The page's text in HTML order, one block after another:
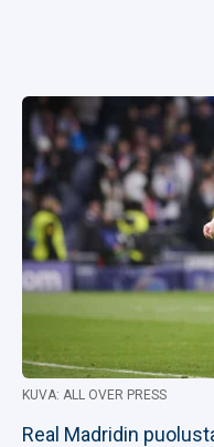
KUVA: ALL OVER PRESS
Real Madridin